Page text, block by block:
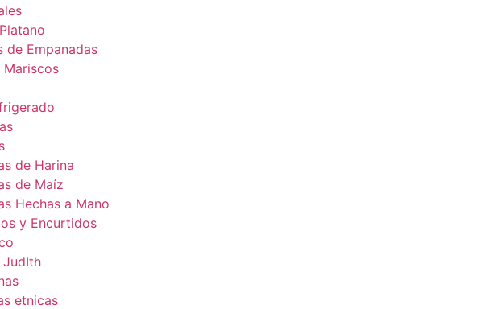
de Empanadas
Mariscos
de Harina
de Maíz
Hechas a Mano
y Encurtidos
etnicas